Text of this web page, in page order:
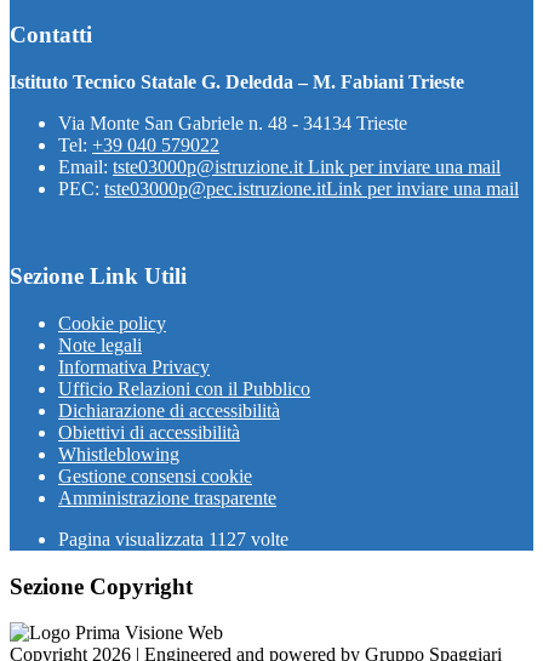
Contatti
Istituto Tecnico Statale G. Deledda – M. Fabiani Trieste
Via Monte San Gabriele n. 48 - 34134 Trieste
Tel: +39 040 579022
Email: tste03000p@istruzione.it Link per inviare una mail
PEC: tste03000p@pec.istruzione.itLink per inviare una mail
Sezione Link Utili
Cookie policy
Note legali
Informativa Privacy
Ufficio Relazioni con il Pubblico
Dichiarazione di accessibilità
Obiettivi di accessibilità
Whistleblowing
Gestione consensi cookie
Amministrazione trasparente
Pagina visualizzata 1127 volte
Sezione Copyright
Copyright 2026 | Engineered and powered by Gruppo Spaggiari